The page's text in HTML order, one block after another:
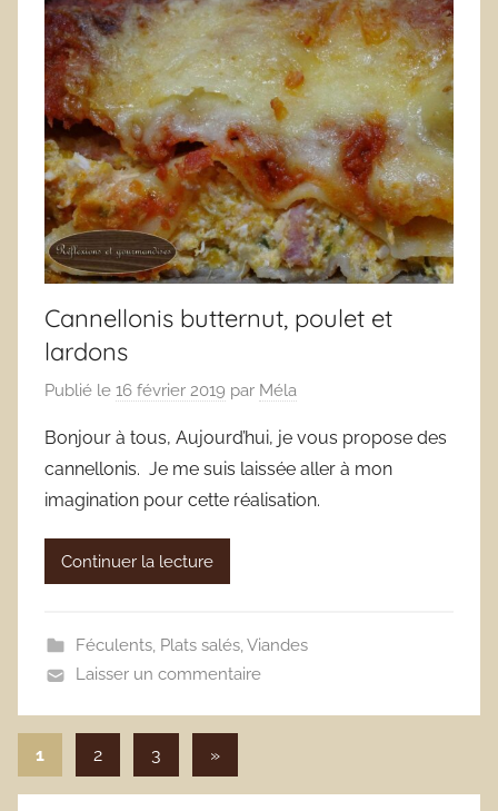
Cannellonis butternut, poulet et
lardons
Publié le 16 février 2019 par Méla
Bonjour à tous, Aujourd’hui, je vous propose des
cannellonis. Je me suis laissée aller à mon
imagination pour cette réalisation.
Continuer la lecture
Féculents, Plats salés,Viandes
Laisser un commentaire
Pagination
des
1 2 3
Articles
»